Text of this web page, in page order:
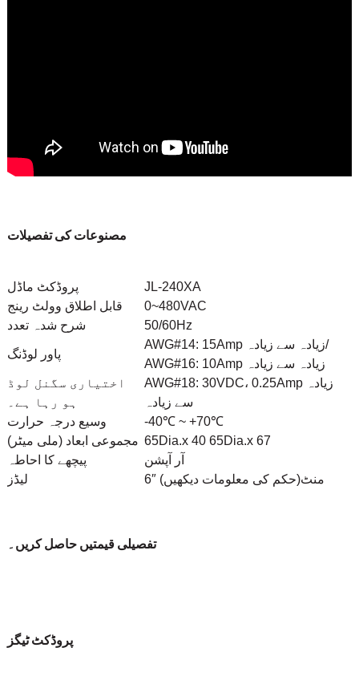
مصنوعات کی تفصیلات
پروڈکٹ ماڈل
JL-240XA
قابل اطلاق وولٹ رینج
0~480VAC
شرح شدہ تعدد
50/60Hz
پاور لوڈنگ
AWG#14: 15Amp زیادہ سے زیادہ/
AWG#16: 10Amp زیادہ سے زیادہ
اختیاری سگنل لوڈ
ہو رہا ہے۔
AWG#18: 30VDC، 0.25Amp زیادہ
سے زیادہ
وسیع درجہ حرارت
-40℃ ~ +70℃
مجموعی ابعاد (ملی میٹر) 65Dia.x 40 65Dia.x 67
پیچھے کا احاطہ
آر آپشن
لیڈز
6″ منٹ(حکم کی معلومات دیکھیں)
تفصیلی قیمتیں حاصل کریں۔
پروڈکٹ ٹیگز